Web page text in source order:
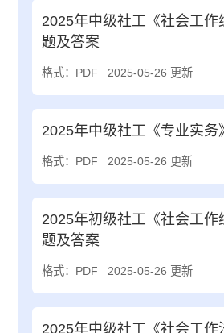
2025年中级社工《社会工作
题及答案
格式：PDF 2025-05-26 更新
2025年中级社工《专业实务
格式：PDF 2025-05-26 更新
2025年初级社工《社会工作
题及答案
格式：PDF 2025-05-26 更新
2025年中级社工《社会工作